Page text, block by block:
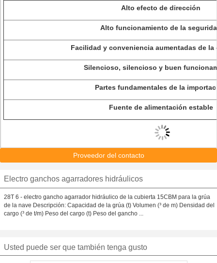
Alto efecto de dirección
Alto funcionamiento de la
Facilidad y conveniencia aumentadas de la
Silencioso, silencioso y buen
Partes fundamentales de la
Fuente de alimentación estable
Proveedor del contacto
Electro ganchos agarradores hidráulicos
28T 6 - electro gancho agarrador hidráulico de la cubierta 15CBM para la grúa
de la nave Descripción: Capacidad de la grúa (t) Volumen (³ de m) Densidad del
cargo (³ de t/m) Peso del cargo (t) Peso del gancho ...
Usted puede ser que también tenga gusto